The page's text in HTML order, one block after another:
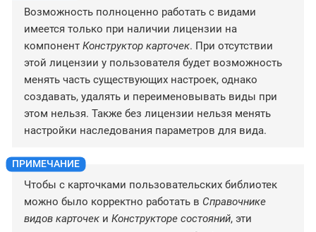
Возможность полноценно работать с видами
имеется только при наличии лицензии на
компонент Конструктор карточек. При отсутствии
этой лицензии у пользователя будет возможность
менять часть существующих настроек, однако
создавать, удалять и переименовывать виды при
этом нельзя. Также без лицензии нельзя менять
настройки наследования параметров для вида.
Чтобы с карточками пользовательских библиотек
можно было корректно работать в Справочнике
видов карточек и Конструкторе состояний, эти